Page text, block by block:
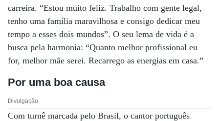
carreira. “Estou muito feliz. Trabalho com gente legal,
tenho uma família maravilhosa e consigo dedicar meu
tempo a esses dois mundos”. O seu lema de vida é a
busca pela harmonia: “Quanto melhor profissional eu
for, melhor mãe serei. Recarrego as energias em casa.”
Por uma boa causa
Divulgação
Com turnê marcada pelo Brasil, o cantor português